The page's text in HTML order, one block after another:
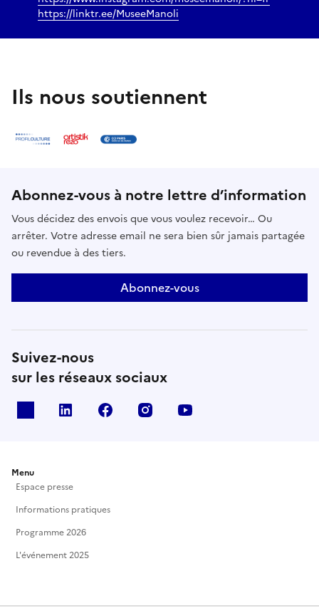
https://linktr.ee/MuseeManoli
Ils nous soutiennent
Abonnez-vous à notre lettre d’information
Vous décidez des envois que vous voulez recevoir… Ou
arrêter. Votre adresse email ne sera bien sûr jamais partagée
ou revendue à des tiers.
Abonnez-vous
Suivez-nous
sur les réseaux sociaux
Linkedin Facebook Instagram
Menu
Espace presse
Informations pratiques
Programme 2026
L'événement 2025